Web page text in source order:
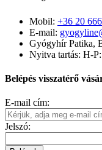
Mobil: +36 20
E-mail:
Gyógyhír Patika,
Nyitva tartás: H-
Belépés visszatérő
E-mail cím:
Jelszó: